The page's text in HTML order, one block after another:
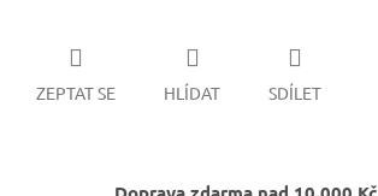
ZEPTAT SE HLÍDAT SDÍLET